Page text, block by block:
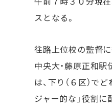
スとなる。
往路上位校の監督
中央大・藤原正和
は、下り（６区）で
ジャー的な」役割